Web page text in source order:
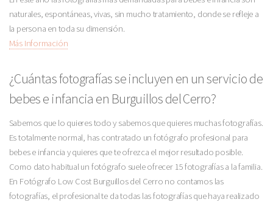
naturales, espontáneas, vivas, sin mucho tratamiento, donde se refleje a
la persona en toda su dimensión.
Más Información
¿Cuántas fotografías se incluyen en un servicio de
bebes e infancia en Burguillos del Cerro?
Sabemos que lo quieres todo y sabemos que quieres muchas fotografías.
Es totalmente normal, has contratado un fotógrafo profesional para
bebes e infancia y quieres que te ofrezca el mejor resultado posible.
Como dato habitual un fotógrafo suele ofrecer 15 fotografías a la familia.
En Fotógrafo Low Cost Burguillos del Cerro no contamos las
fotografías, el profesional te da todas las fotografías que haya realizado